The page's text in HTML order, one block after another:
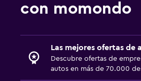
con momondo
Las mejores ofertas de
Descubre ofertas de
autos en más de 70.000